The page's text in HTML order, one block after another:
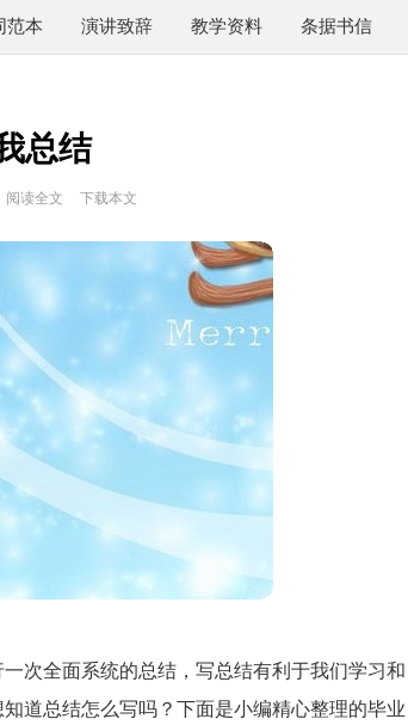
范本 演讲致辞 教学资料 条据书信
总结
阅读全文 下载本文
次全面系统的总结，写总结有利于我们学习和
道总结怎么写吗？下面是小编精心整理的毕业